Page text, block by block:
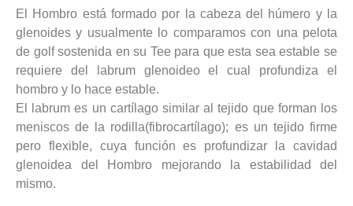
El Hombro está formado por la cabeza del húmero y la
glenoides y usualmente lo comparamos con una pelota
de golf sostenida en su Tee para que esta sea estable se
requiere del labrum glenoideo el cual profundiza el
hombro y lo hace estable.
El labrum es un cartílago similar al tejido que forman los
meniscos de la rodilla(fibrocartílago); es un tejido firme
pero flexible, cuya función es profundizar la cavidad
glenoidea del Hombro mejorando la estabilidad del
mismo.